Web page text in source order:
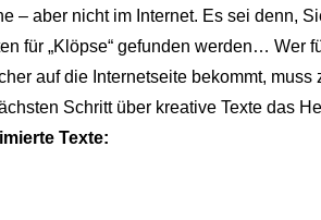
– aber nicht im Internet. Es sei denn,
für „Klöpse“ gefunden werden… Wer
auf die Internetseite bekommt, muss
Schritt über kreative Texte das
Texte: